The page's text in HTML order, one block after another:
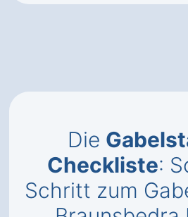
Die
Checkliste:
Schritt zum